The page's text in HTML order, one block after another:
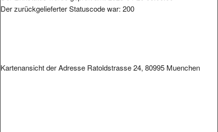
Der zurückgelieferter Statuscode war: 200
Kartenansicht der Adresse Ratoldstrasse 24, 80995 Muenchen